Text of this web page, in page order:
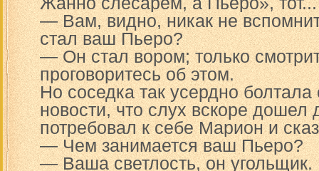
— Вам, видно, никак не
стал ваш Пьеро?
— Он стал вором; только
проговоритесь об этом.
Но соседка так усердно болтала
новости, что слух вскоре дошел
потребовал к себе Марион и
— Чем занимается ваш Пьеро?
— Ваша светлость, он угольщик.